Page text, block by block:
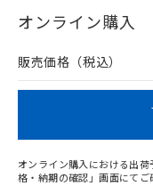
在庫等で未対応品が
問い合わせください。
オンライン購入
販売価格（税込）
オンライン購入における出
格・納期の確認」画面にてご